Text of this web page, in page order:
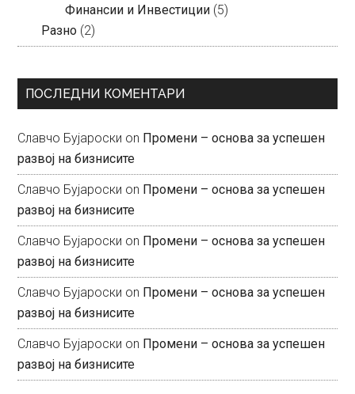
Финансии и Инвестиции (5)
Разно (2)
ПОСЛЕДНИ КОМЕНТАРИ
Славчо Бујароски on Промени – основа за успешен
развој на бизнисите
Славчо Бујароски on Промени – основа за успешен
развој на бизнисите
Славчо Бујароски on Промени – основа за успешен
развој на бизнисите
Славчо Бујароски on Промени – основа за успешен
развој на бизнисите
Славчо Бујароски on Промени – основа за успешен
развој на бизнисите